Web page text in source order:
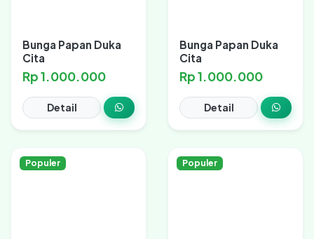
Bunga Papan Duka
Cita
Rp 1.000.000
Detail
Bunga Papan Duka
Cita
Rp 1.000.000
Detail
Populer Populer